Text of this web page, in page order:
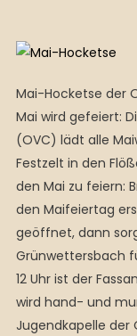
Mai-Hocketse der
Mai wird gefeiert:
(OVC) lädt alle
Festzelt in den
den Mai zu feiern:
den Maifeiertag
geöffnet, dann
Grünwettersbach
12 Uhr ist der
wird hand- und
Jugendkapelle